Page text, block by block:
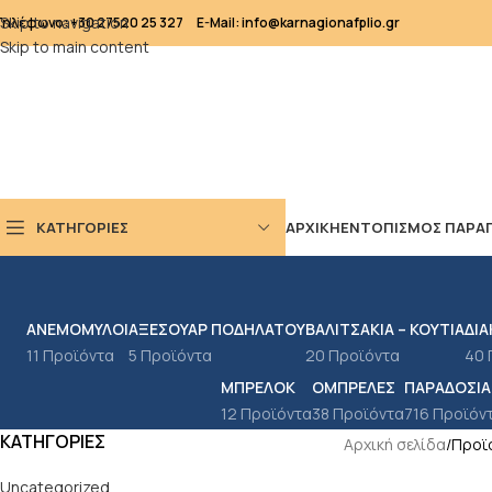
Skip to navigation
Skip to main content
+30 27520 25 327 E-Mail: info@karnagionafplio.gr
ΚΑΤΗΓΟΡΙΕΣ ΑΡΧΙΚΗΕΝΤΟΠΙΣΜΟΣ
ΑΝΕΜΌΜΥΛΟΙ
11 Προϊόντα
ΑΞΕΣΟΥΆΡ ΠΟΔΗΛΆΤΟΥ
5 Προϊόντα
ΒΑΛΙΤΣΆΚΙΑ – ΚΟΥΤΙΆ
20 Προϊόντα
40
ΜΠΡΕΛΌΚ
12 Προϊόντα
ΟΜΠΡΈΛΕΣ
38 Προϊόντα716
ΚΑΤΗΓΟΡΊΕΣ
Uncategorized
Αρχική σελίδα